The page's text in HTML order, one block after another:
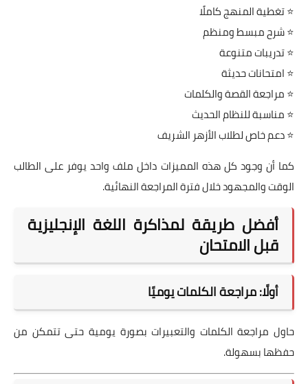
⭐ تغطية المنهج كاملًا
⭐ شرح مبسط ومنظم
⭐ تدريبات متنوعة
⭐ امتحانات حديثة
⭐ مراجعة القصة والكلمات
⭐ مناسبة للنظام الحديث
⭐ دعم خاص لطلاب الأزهر الشريف
كما أن وجود كل هذه المميزات داخل ملف واحد يوفر على الطالب
الوقت والمجهود خلال فترة المراجعة النهائية.
أفضل طريقة لمذاكرة اللغة الإنجليزية
قبل الامتحان
أولًا: مراجعة الكلمات يوميًا
حاول مراجعة الكلمات والتعبيرات بصورة يومية حتى تتمكن من
حفظها بسهولة.